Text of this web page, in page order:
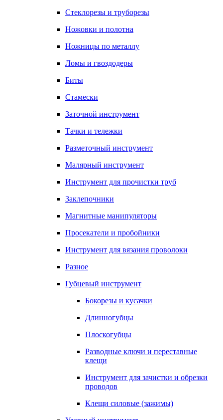
Стеклорезы и труборезы
Ножовки и полотна
Ножницы по металлу
Ломы и гвоздодеры
Биты
Стамески
Заточной инструмент
Тачки и тележки
Разметочный инструмент
Малярный инструмент
Инструмент для прочистки труб
Заклепочники
Магнитные манипуляторы
Просекатели и пробойники
Инструмент для вязания проволоки
Разное
Губцевый инструмент
Бокорезы и кусачки
Длинногубцы
Плоскогубцы
Разводные ключи и переставные
клещи
Инструмент для зачистки и обрезки
проводов
Клещи силовые (зажимы)